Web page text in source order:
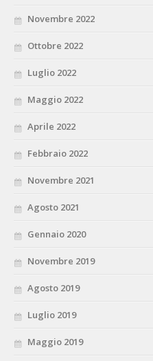
Novembre 2022
Ottobre 2022
Luglio 2022
Maggio 2022
Aprile 2022
Febbraio 2022
Novembre 2021
Agosto 2021
Gennaio 2020
Novembre 2019
Agosto 2019
Luglio 2019
Maggio 2019